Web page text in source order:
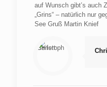
auf Wunsch gibt’s auch
„Grins“ – natürlich nur
See Gruß Martin Knief